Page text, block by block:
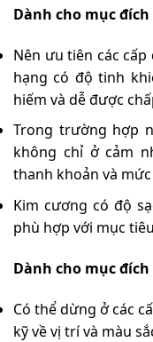
Dành cho mục
Nên ưu tiên các cấp
hạng có độ tinh
hiếm và dễ được
Trong trường hợp
không chỉ ở cảm
thanh khoản và
Kim cương có độ
phù hợp với mục
Dành cho mục
Có thể dừng ở các
kỹ về vị trí và màu